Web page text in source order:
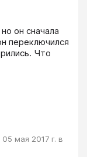
он сначала
переключился
Что
05 мая 2017 г. в